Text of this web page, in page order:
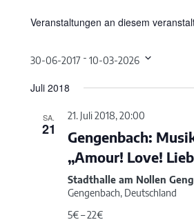
Veranstaltungen an diesem
30-06-2017 - 10-03-2026
wählen.
Juli 2018
SA.
21
21. Juli 2018, 20:00
Gengenbach:
„Amour! Love!
Stadthalle am Nollen
Gengenbach, Deutschland
5€ – 22€